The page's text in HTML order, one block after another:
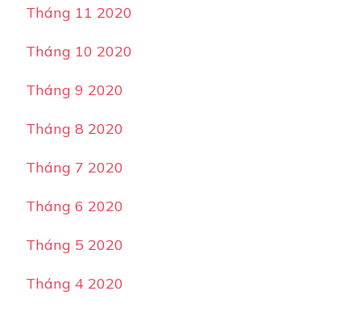
Tháng 11 2020
Tháng 10 2020
Tháng 9 2020
Tháng 8 2020
Tháng 7 2020
Tháng 6 2020
Tháng 5 2020
Tháng 4 2020